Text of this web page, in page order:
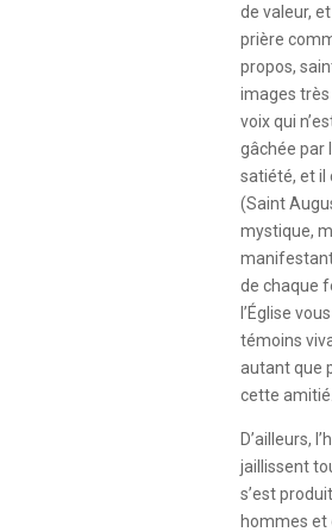
de valeur,
prière
propos,
images très
voix qui
gâchée par
satiété, et il
(Saint
mystique,
de chaque
l’Église
témoins
autant que
cette amitié.
D’ailleurs,
jaillissent
s’est
hommes et